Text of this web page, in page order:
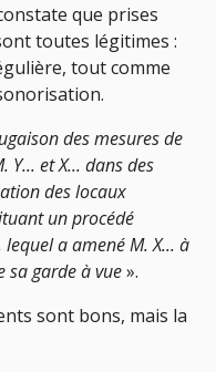
que prises
toutes légitimes :
tout comme
des mesures de
Y... et X... dans des
des locaux
un procédé
a amené M. X... à
sa garde à vue».
sont bons, mais la